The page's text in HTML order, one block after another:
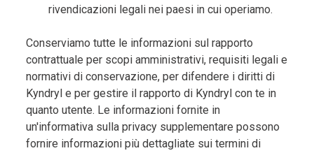
rivendicazioni legali nei paesi in cui operiamo.
Conserviamo tutte le informazioni sul rapporto
contrattuale per scopi amministrativi, requisiti legali e
normativi di conservazione, per difendere i diritti di
Kyndryl e per gestire il rapporto di Kyndryl con te in
quanto utente. Le informazioni fornite in
un'informativa sulla privacy supplementare possono
fornire informazioni più dettagliate sui termini di